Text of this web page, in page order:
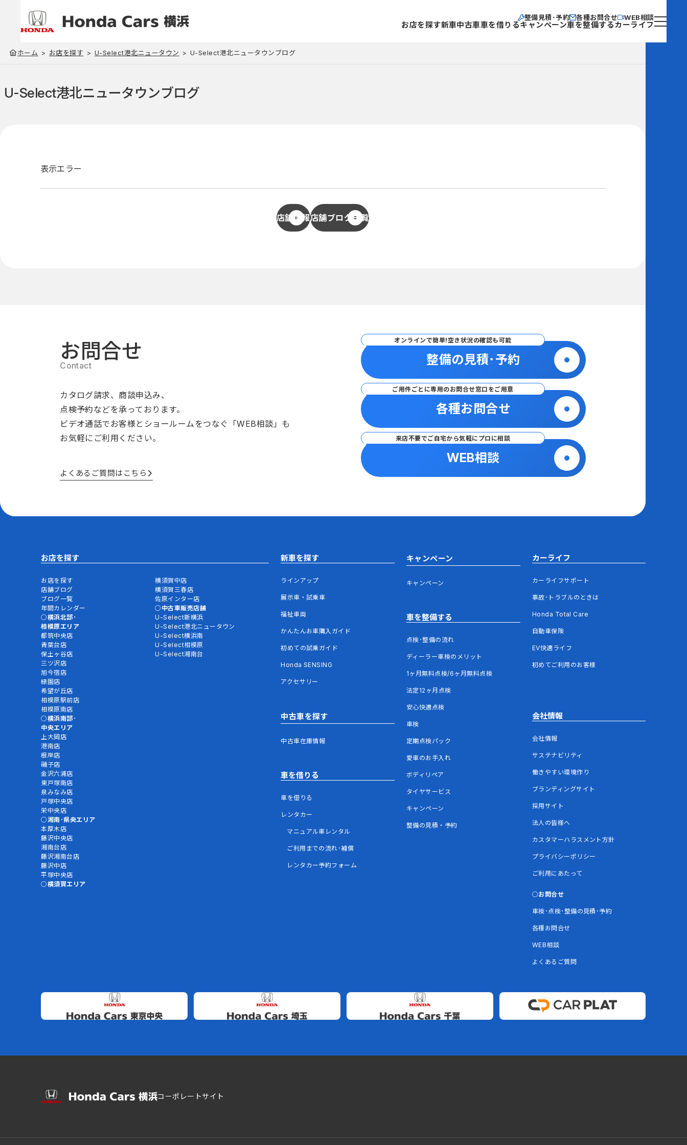
整備見積･予約 各種お問合せ WEB相談
お店を探す新車中古車車を借りるキャンペーン車を整備するカーライフ
ホーム お店を探す U-Select港北ニュータウン U-Select港北ニュータウンブログ
U-Select港北ニュータウンブログ
表示エラー
店舗情報店舗ブログ一覧
お問合せ
カタログ請求、商談申込み、
点検予約などを承っております。
ビデオ通話でお客様とショールームをつなぐ
「WEB相談」も
お気軽にご利用ください。
よくあるご質問はこちら
オンラインで簡単!空き状況の確認も可能
整備の見積･予約
ご用件ごとに専用のお問合せ窓口をご用意
各種お問合せ
来店不要でご自宅から気軽にプロに相談
WEB相談
お店を探す
お店を探す
店舗ブログ
ブログ一覧
年間カレンダー
横浜北部･
相模原エリア
都筑中央店
青葉台店
保土ヶ谷店
三ツ沢店
旭今宿店
緑園店
希望が丘店
相模原駅前店
相模原南店
横浜南部･
中央エリア
上大岡店
港南店
根岸店
磯子店
金沢六浦店
東戸塚南店
泉みなみ店
戸塚中央店
栄中央店
湘南･県央エリア
本厚木店
藤沢中央店
湘南台店
藤沢湘南台店
藤沢中店
平塚中央店
横須賀エリア
横須賀中店
横須賀三春店
佐原インター店
中古車販売店舗
U-Select新横浜
U-Select港北ニュータウン
U-Select横浜南
U-Select相模原
U-Select湘南台
新車を探す
ラインアップ
展示車・試乗車
福祉車両
かんたんお車購入ガイド
初めての試乗ガイド
Honda SENSING
アクセサリー
中古車を探す
中古車在庫情報
車を借りる
車を借りる
レンタカー
マニュアル車レンタル
ご利用までの流れ･補償
レンタカー予約フォーム
キャンペーン
キャンペーン
車を整備する
点検･整備の流れ
ディーラー車検のメリット
1ヶ月無料点検/6ヶ月無料点検
法定12ヶ月点検
安心快適点検
車検
定期点検パック
愛車のお手入れ
ボディリペア
タイヤサービス
キャンペーン
整備の見積・予約
カーライフ
カーライフサポート
事故･トラブルのときは
Honda Total Care
自動車保険
EV快適ライフ
初めてご利用のお客様
会社情報
会社情報
サステナビリティ
働きやすい環境作り
ブランディングサイト
採用サイト
法人の皆様へ
カスタマーハラスメント方針
プライバシーポリシー
ご利用にあたって
お問合せ
車検･点検･整備の見積･予約
各種お問合せ
WEB相談
よくあるご質問
コーポレートサイト